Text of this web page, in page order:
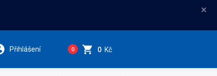
×
Přihlášení 0 0 Kč